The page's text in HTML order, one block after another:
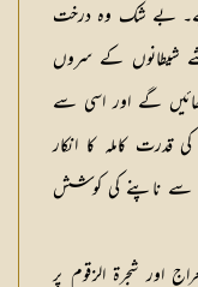
ہے۔ بے شک وہ درخت
شیطانوں کے سروں
گے اور اسی سے
قدرت کاملہ کا انکار
سے ناپنے کی کوشش
اور شجرۃ الزقوم پر